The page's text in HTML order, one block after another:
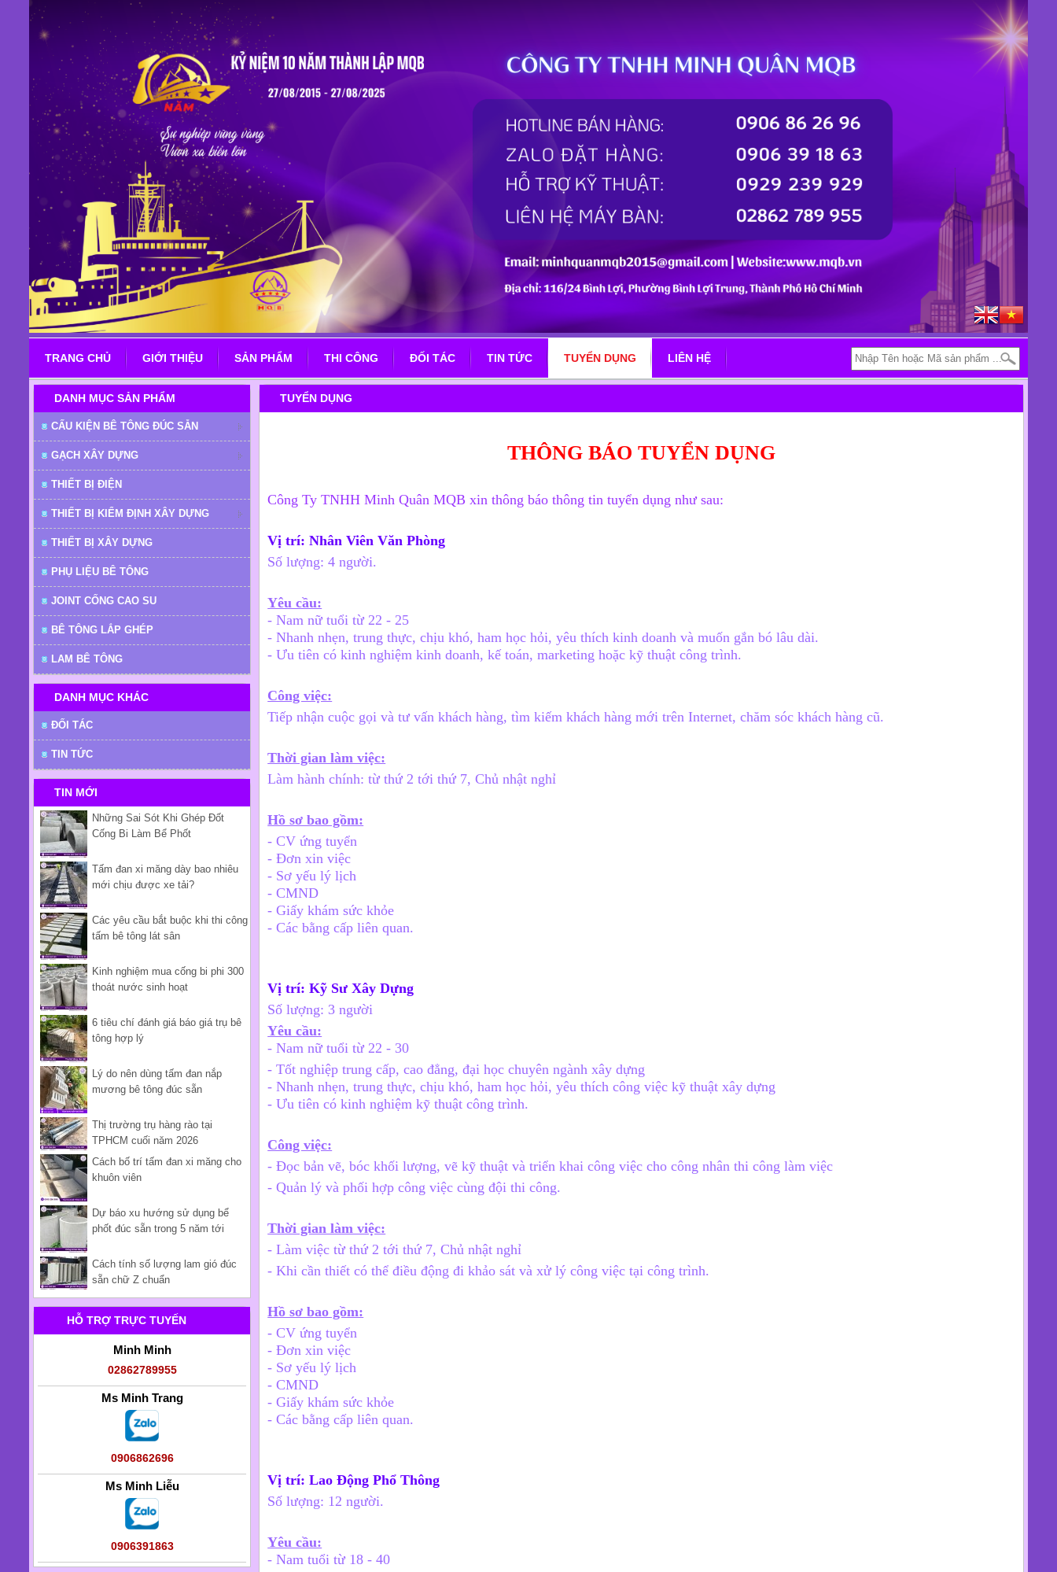
TRANG CHỦ GIỚI THIỆU SẢN PHẨM THI CÔNG ĐỐI TÁC TIN TỨC TUYỂN DỤNG LIÊN HỆ
TUYỂN DỤNG
THÔNG BÁO TUYỂN DỤNG
Công Ty TNHH Minh Quân MQB xin thông báo thông tin tuyển dụng như sau:
Vị trí: Nhân Viên Văn Phòng
Số lượng: 4 người.
Yêu cầu:
- Nam nữ tuổi từ 22 - 25
- Nhanh nhẹn, trung thực, chịu khó, ham học hỏi, yêu thích kinh doanh và muốn gắn bó lâu dài.
- Ưu tiên có kinh nghiệm kinh doanh, kế toán, marketing hoặc kỹ thuật công trình.
Công việc:
Tiếp nhận cuộc gọi và tư vấn khách hàng, tìm kiếm khách hàng mới trên Internet, chăm sóc khách hàng cũ.
Thời gian làm việc:
Làm hành chính: từ thứ 2 tới thứ 7, Chủ nhật nghỉ
Hồ sơ bao gồm:
- CV ứng tuyển
- Đơn xin việc
- Sơ yếu lý lịch
- CMND
- Giấy khám sức khỏe
- Các bằng cấp liên quan.
Vị trí: Kỹ Sư Xây Dựng
Số lượng: 3 người
Yêu cầu:
- Nam nữ tuổi từ 22 - 30
- Tốt nghiệp trung cấp, cao đẳng, đại học chuyên ngành xây dựng
- Nhanh nhẹn, trung thực, chịu khó, ham học hỏi, yêu thích công việc kỹ thuật xây dựng
- Ưu tiên có kinh nghiệm kỹ thuật công trình.
Công việc:
- Đọc bản vẽ, bóc khối lượng, vẽ kỹ thuật và triển khai công việc cho công nhân thi công làm việc
- Quản lý và phối hợp công việc cùng đội thi công.
Thời gian làm việc:
- Làm việc từ thứ 2 tới thứ 7, Chủ nhật nghỉ
- Khi cần thiết có thể điều động đi khảo sát và xử lý công việc tại công trình.
Hồ sơ bao gồm:
- CV ứng tuyển
- Đơn xin việc
- Sơ yếu lý lịch
- CMND
- Giấy khám sức khỏe
- Các bằng cấp liên quan.
Vị trí: Lao Động Phổ Thông
Số lượng: 12 người.
Yêu cầu:
- Nam tuổi từ 18 - 40
DANH MỤC SẢN PHẨM
CẤU KIỆN BÊ TÔNG ĐÚC SẴN
GẠCH XÂY DỰNG
THIẾT BỊ ĐIỆN
THIẾT BỊ KIỂM ĐỊNH XÂY DỰNG
THIẾT BỊ XÂY DỰNG
PHỤ LIỆU BÊ TÔNG
JOINT CỐNG CAO SU
BÊ TÔNG LẮP GHÉP
LAM BÊ TÔNG
DANH MỤC KHÁC
ĐỐI TÁC
TIN TỨC
TIN MỚI
Những Sai Sót Khi Ghép Đốt
Cống Bi Làm Bể Phốt
Tấm đan xi măng dày bao nhiêu
mới chịu được xe tải?
Các yêu cầu bắt buộc khi thi công
tấm bê tông lát sân
Kinh nghiệm mua cống bi phi 300
thoát nước sinh hoạt
6 tiêu chí đánh giá báo giá trụ bê
tông hợp lý
Lý do nên dùng tấm đan nắp
mương bê tông đúc sẵn
Thị trường trụ hàng rào tại
TPHCM cuối năm 2026
Cách bố trí tấm đan xi măng cho
khuôn viên
Dự báo xu hướng sử dụng bể
phốt đúc sẵn trong 5 năm tới
Cách tính số lượng lam gió đúc
sẵn chữ Z chuẩn
HỖ TRỢ TRỰC TUYẾN
Minh Minh
02862789955
Ms Minh Trang
0906862696
Ms Minh Liễu
0906391863